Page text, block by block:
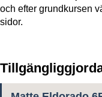
och efter grundkursen
sidor.